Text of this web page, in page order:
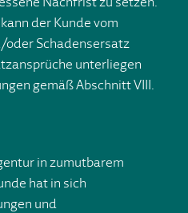
der Kunde vom
Schadensersatz
unterliegen
gemäß Abschnitt VIII.
in zumutbarem
hat in sich
und